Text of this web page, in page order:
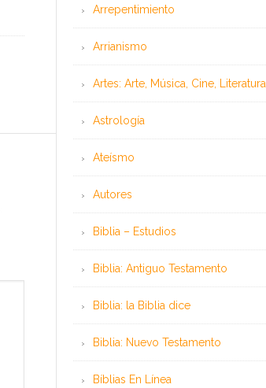
Arrepentimiento
Arrianismo
Artes: Arte, Música, Cine, Literatura
Astrología
Ateísmo
Autores
Biblia – Estudios
Biblia: Antiguo Testamento
Biblia: la Biblia dice
Biblia: Nuevo Testamento
Bíblias En Línea